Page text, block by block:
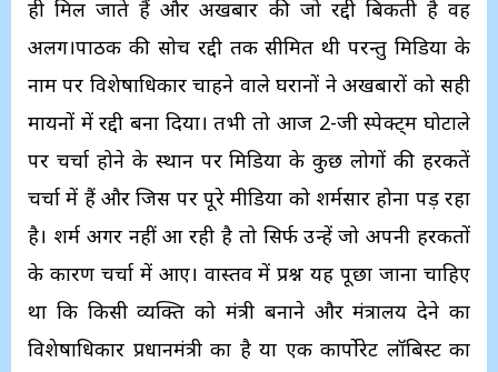
ही मिल जाते हैं और अखबार की जो रद्दी बिकती है वह
अलग।पाठक की सोच रद्दी तक सीमित थी परन्तु मिडिया के
नाम पर विशेषाधिकार चाहने वाले घरानों ने अखबारों को सही
मायनों में रद्दी बना दिया। तभी तो आज 2-जी स्पेक्ट्म घोटाले
पर चर्चा होने के स्थान पर मिडिया के कुछ लोगों की हरकतें
चर्चा में हैं और जिस पर पूरे मीडिया को शर्मसार होना पड़ रहा
है। शर्म अगर नहीं आ रही है तो सिर्फ उन्हें जो अपनी हरकतों
के कारण चर्चा में आए। वास्तव में प्रश्न यह पूछा जाना चाहिए
था कि किसी व्यक्ति को मंत्री बनाने और मंत्रालय देने का
विशेषाधिकार प्रधानमंत्री का है या एक कार्पोरेट लॉबिस्ट का